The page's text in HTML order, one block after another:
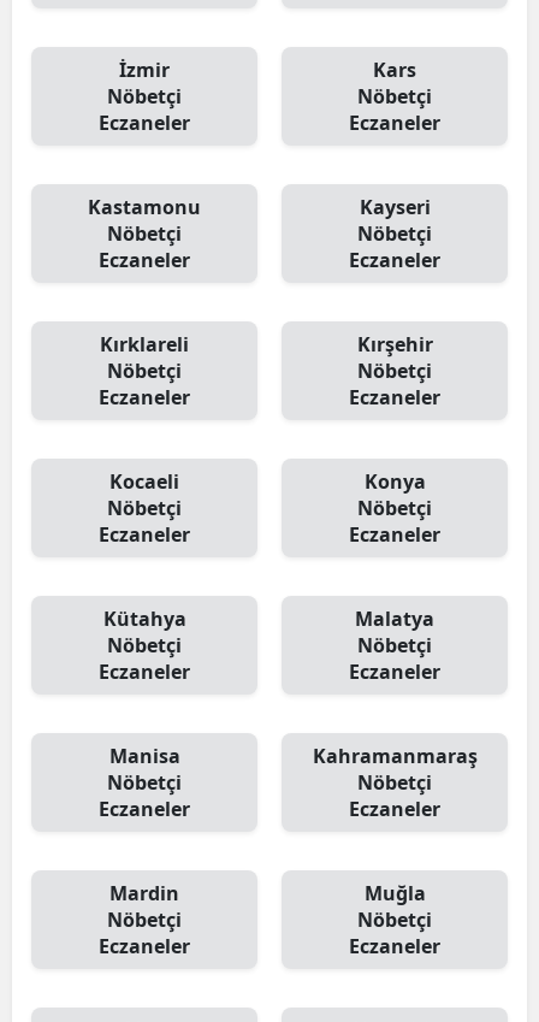
İzmir
Nöbetçi
Eczaneler
Kars
Nöbetçi
Eczaneler
Kastamonu
Nöbetçi
Eczaneler
Kayseri
Nöbetçi
Eczaneler
Kırklareli
Nöbetçi
Eczaneler
Kırşehir
Nöbetçi
Eczaneler
Kocaeli
Nöbetçi
Eczaneler
Konya
Nöbetçi
Eczaneler
Kütahya
Nöbetçi
Eczaneler
Malatya
Nöbetçi
Eczaneler
Manisa
Nöbetçi
Eczaneler
Kahramanmaraş
Nöbetçi
Eczaneler
Mardin
Nöbetçi
Eczaneler
Muğla
Nöbetçi
Eczaneler